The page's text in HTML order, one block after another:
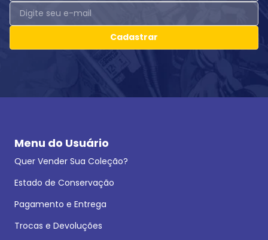
Cadastrar
Menu do Usuário
Quer Vender Sua Coleção?
Estado de Conservação
Pagamento e Entrega
Trocas e Devoluções